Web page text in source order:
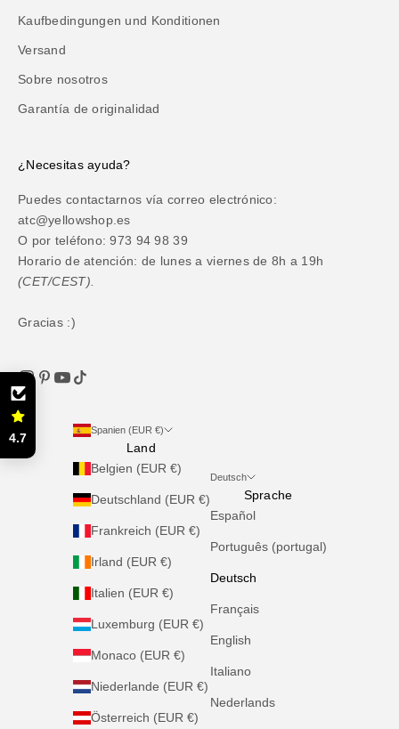
Kaufbedingungen und Konditionen
Versand
Sobre nosotros
Garantía de originalidad
¿Necesitas ayuda?
Puedes contactarnos vía correo electrónico:
atc@yellowshop.es
O por teléfono: 973 94 98 39
Horario de atención: de lunes a viernes de 8h a 19h
(CET/CEST).
Gracias :)
Spanien (EUR €)
Land
Belgien (EUR €)
Deutschland (EUR €)
Frankreich (EUR €)
Irland (EUR €)
Italien (EUR €)
Luxemburg (EUR €)
Monaco (EUR €)
Niederlande (EUR €)
Österreich (EUR €)
Deutsch
Sprache
Español
Português (portugal)
Deutsch
Français
English
Italiano
Nederlands
4.7